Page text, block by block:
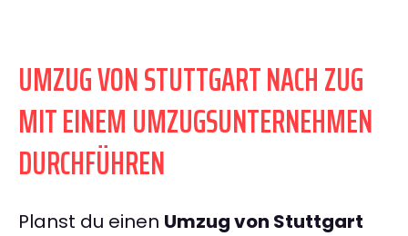
UMZUG VON STUTTGART NACH ZUG
MIT EINEM UMZUGSUNTERNEHMEN
DURCHFÜHREN
Planst du einen Umzug von Stuttgart